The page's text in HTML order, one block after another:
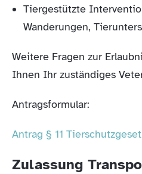
Tiergestützte
Wanderungen,
Weitere Fragen zur
Ihnen Ihr zuständiges
Antragsformular:
Antrag § 11
Zulassung